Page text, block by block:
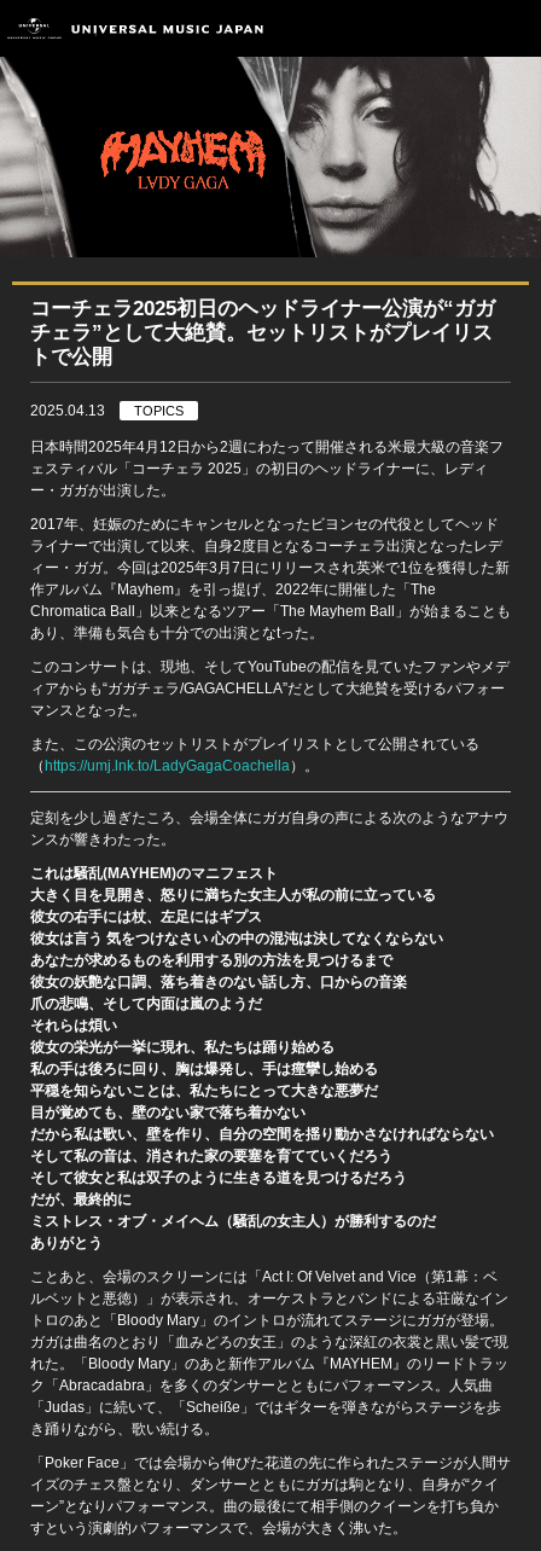
コーチェラ2025初日のヘッドライナー公演が“ガガ
チェラ”として大絶賛。セットリストがプレイリス
トで公開
2025.04.13 TOPICS
日本時間2025年4月12日から2週にわたって開催される米最大級の音楽フ
ェスティバル「コーチェラ 2025」の初日のヘッドライナーに、レディ
ー・ガガが出演した。
2017年、妊娠のためにキャンセルとなったビヨンセの代役としてヘッド
ライナーで出演して以来、自身2度目となるコーチェラ出演となったレデ
ィー・ガガ。今回は2025年3月7日にリリースされ英米で1位を獲得した新
作アルバム『Mayhem』を引っ提げ、2022年に開催した「The
Chromatica Ball」以来となるツアー「The Mayhem Ball」が始まることも
あり、準備も気合も十分での出演となtった。
このコンサートは、現地、そしてYouTubeの配信を見ていたファンやメデ
ィアからも“ガガチェラ/GAGACHELLA”だとして大絶賛を受けるパフォー
マンスとなった。
また、この公演のセットリストがプレイリストとして公開されている
（https://umj.lnk.to/LadyGagaCoachella ）。
定刻を少し過ぎたころ、会場全体にガガ自身の声による次のようなアナウ
ンスが響きわたった。
これは騒乱(MAYHEM)のマニフェスト
大きく目を見開き、怒りに満ちた女主人が私の前に立っている
彼女の右手には杖、左足にはギプス
彼女は言う 気をつけなさい 心の中の混沌は決してなくならない
あなたが求めるものを利用する別の方法を見つけるまで
彼女の妖艶な口調、落ち着きのない話し方、口からの音楽
爪の悲鳴、そして内面は嵐のようだ
それらは煩い
彼女の栄光が一挙に現れ、私たちは踊り始める
私の手は後ろに回り、胸は爆発し、手は痙攣し始める
平穏を知らないことは、私たちにとって大きな悪夢だ
目が覚めても、壁のない家で落ち着かない
だから私は歌い、壁を作り、自分の空間を揺り動かさなければならない
そして私の音は、消された家の要塞を育てていくだろう
そして彼女と私は双子のように生きる道を見つけるだろう
だが、最終的に
ミストレス・オブ・メイヘム（騒乱の女主人）が勝利するのだ
ありがとう
ことあと、会場のスクリーンには「Act I: Of Velvet and Vice（第1幕：ベ
ルベットと悪徳）」が表示され、オーケストラとバンドによる荘厳なイン
トロのあと「Bloody Mary」のイントロが流れてステージにガガが登場。
ガガは曲名のとおり「血みどろの女王」のような深紅の衣裳と黒い髪で現
れた。「Bloody Mary」のあと新作アルバム『MAYHEM』のリードトラッ
ク「Abracadabra」を多くのダンサーとともにパフォーマンス。人気曲
「Judas」に続いて、「Scheiße」ではギターを弾きながらステージを歩
き踊りながら、歌い続ける。
「Poker Face」では会場から伸びた花道の先に作られたステージが人間サ
イズのチェス盤となり、ダンサーとともにガガは駒となり、自身が“クイ
ーン”となりパフォーマンス。曲の最後にて相手側のクイーンを打ち負か
すという演劇的パフォーマンスで、会場が大きく沸いた。